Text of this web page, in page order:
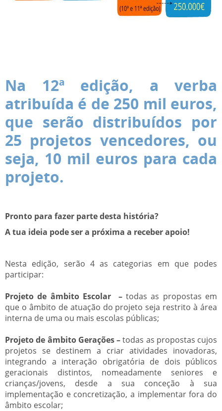
Na 12ª edição, a verba
atribuída é de 250 mil euros,
que serão distribuídos por
25 projetos vencedores, ou
seja, 10 mil euros para cada
projeto.
Pronto para fazer parte desta história?
A tua ideia pode ser a próxima a receber apoio!
Nesta edição, serão 4 as categorias em que podes
participar:
Projeto de âmbito Escolar – todas as propostas em
que o âmbito de atuação do projeto seja restrito à área
interna de uma ou mais escolas públicas;
Projeto de âmbito Gerações –todas as propostas cujos
projetos se destinem a criar atividades inovadoras,
integrando a interação obrigatória de dois públicos
geracionais distintos, nomeadamente seniores e
crianças/jovens, desde a sua conceção à sua
implementação e concretização, a implementar fora do
âmbito escolar;